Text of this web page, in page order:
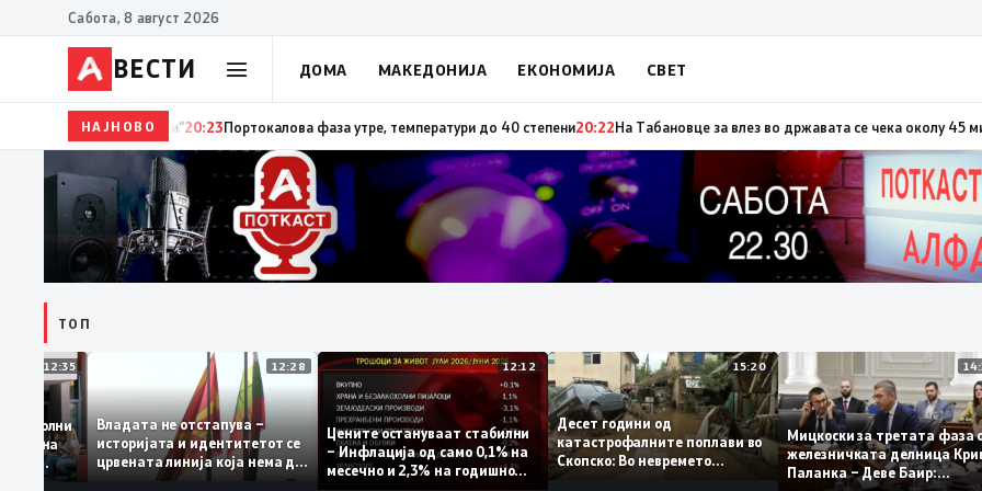
Сабота, 8 август 2026
ВЕСТИ ДОМА МАКЕДОНИЈА ЕКОНОМИЈА СВЕТ
НАЈНОВО20:24Сиљановска Давкова на Свечената академија по повод „30 години Општина Вевчани“20:23Портокалова фаза утре,
ТОП
12:35
задоволни
на
12:28
Владата не отстапува –
историјата и идентитетот се
црвената линија која нема да
се погази
12:12
Цените остануваат стабилни
– Инфлација од само 0,1% на
месечно и 2,3% на годишно
15:20
Десет години од
катастрофалните поплави во
Скопско: Во невремето
Мицкоски за третата
железничката делница
Паланка – Деве Баир: